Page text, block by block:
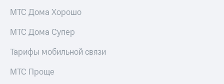
МТС Дома Хорошо
МТС Дома Супер
Тарифы мобильной связи
МТС Проще